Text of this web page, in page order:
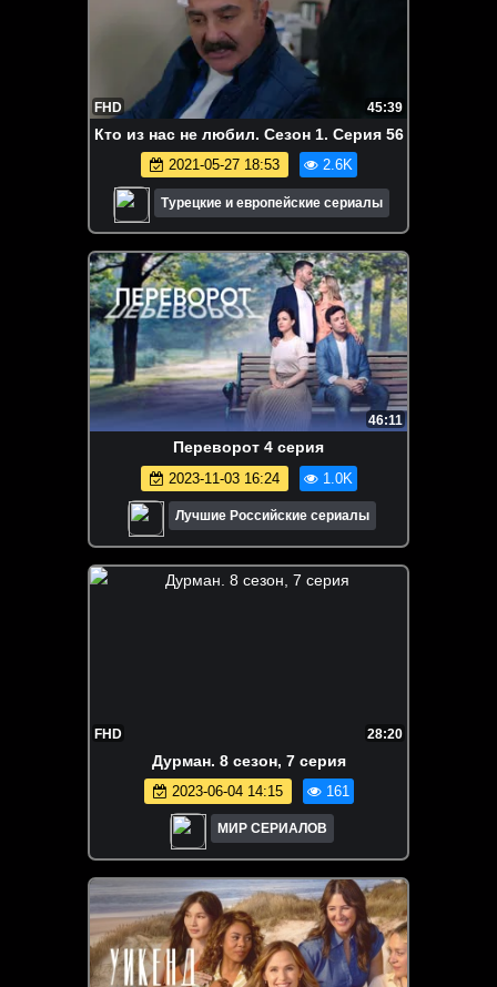
FHD 45:39
Кто из нас не любил. Сезон 1. Серия 56
2021-05-27 18:53 2.6K
Турецкие и европейские сериалы
46:11
Переворот 4 серия
2023-11-03 16:24 1.0K
Лучшие Российские сериалы
FHD 28:20
Дypмaн. 8 сезон, 7 серия
2023-06-04 14:15 161
МИР СЕРИАЛОВ